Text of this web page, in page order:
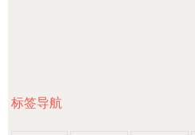
标签导航